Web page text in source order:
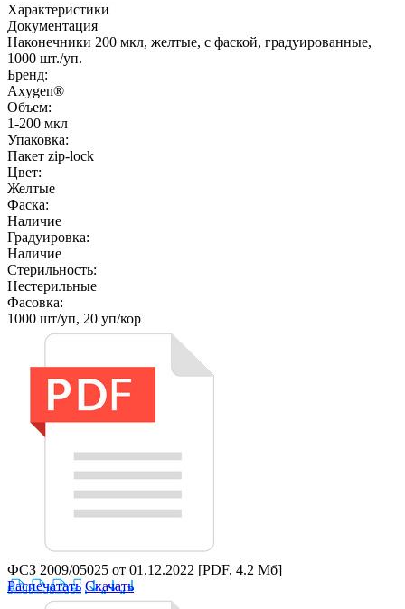
Характеристики
Документация
Наконечники 200 мкл, желтые, с фаской, градуированные,
1000 шт./уп.
Бренд:
Axygen®
Объем:
1-200 мкл
Упаковка:
Пакет zip-lock
Цвет:
Желтые
Фаска:
Наличие
Градуировка:
Наличие
Стерильность:
Нестерильные
Фасовка:
1000 шт/уп, 20 уп/кор
ФСЗ 2009/05025 от 01.12.2022 [PDF, 4.2 Мб]
Распечатать Скачать